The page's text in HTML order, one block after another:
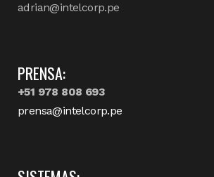
adrian@intelcorp.pe
PRENSA:
+51 978 808 693
prensa@intelcorp.pe